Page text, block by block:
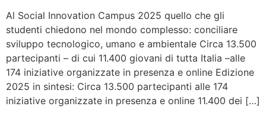
Al Social Innovation Campus 2025 quello che gli
studenti chiedono nel mondo complesso: conciliare
sviluppo tecnologico, umano e ambientale Circa 13.500
partecipanti – di cui 11.400 giovani di tutta Italia –alle
174 iniziative organizzate in presenza e online Edizione
2025 in sintesi: Circa 13.500 partecipanti alle 174
iniziative organizzate in presenza e online 11.400 dei […]